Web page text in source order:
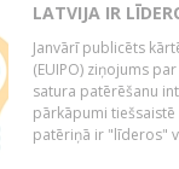
LATVIJA IR
Janvārī publicēts
(EUIPO) ziņojums
satura patērēšanu
pārkāpumi
patēriņā ir "līderos"